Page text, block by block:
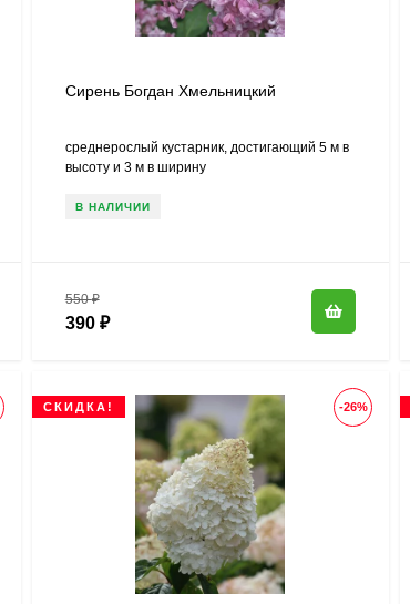
Сирень Богдан Хмельницкий
среднерослый кустарник, достигающий 5 м в
высоту и 3 м в ширину
В НАЛИЧИИ
550₽
390 ₽
-26%
СКИДКА!